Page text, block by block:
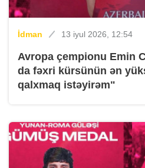
İdman 13 iyul 2026, 12:54
Avropa çempionu Emin
da fəxri kürsünün ən
qalxmaq istəyirəm"